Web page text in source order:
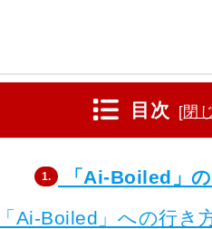
目次 [閉
1. 「Ai-Boiled」
「Ai-Boiled」への行き